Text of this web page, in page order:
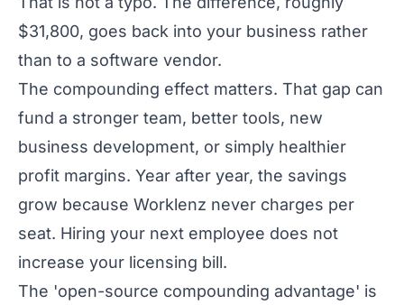
$31,800, goes back into your business rather
than to a software vendor.
The compounding effect matters. That gap can
fund a stronger team, better tools, new
business development, or simply healthier
profit margins. Year after year, the savings
grow because Worklenz never charges per
seat. Hiring your next employee does not
increase your licensing bill.
The 'open-source compounding advantage' is